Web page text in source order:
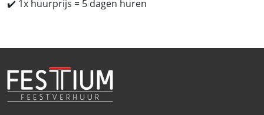
✔️ 1x huurprijs = 5 dagen huren